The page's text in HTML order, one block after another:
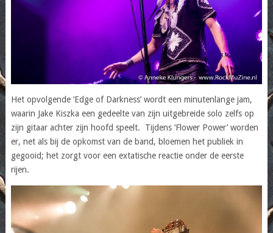
Het opvolgende ‘Edge of Darkness’ wordt een minutenlange jam,
waarin Jake Kiszka een gedeelte van zijn uitgebreide solo zelfs op
zijn gitaar achter zijn hoofd speelt. Tijdens ‘Flower Power’ worden
er, net als bij de opkomst van de band, bloemen het publiek in
gegooid; het zorgt voor een extatische reactie onder de eerste
rijen.